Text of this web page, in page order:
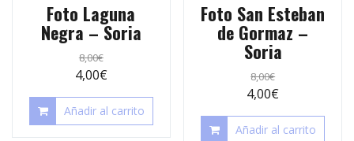
Foto Laguna
Negra – Soria
8,00€
4,00€
Añadir al carrito
Foto San Esteban
de Gormaz –
Soria
8,00€
4,00€
Añadir al carrito